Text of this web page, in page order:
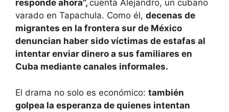
responde ahora”, cuenta Alejandro, un cubano
varado en Tapachula. Como él, decenas de
migrantes en la frontera sur de México
denuncian haber sido víctimas de estafas al
intentar enviar dinero a sus familiares en
Cuba mediante canales informales.
El drama no solo es económico: también
golpea la esperanza de quienes intentan